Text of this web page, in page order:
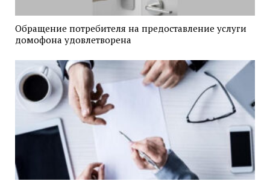
Обращение потребителя на предоставление услуги
домофона удовлетворена